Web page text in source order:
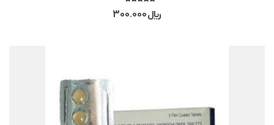
4.33 ﷼300.000